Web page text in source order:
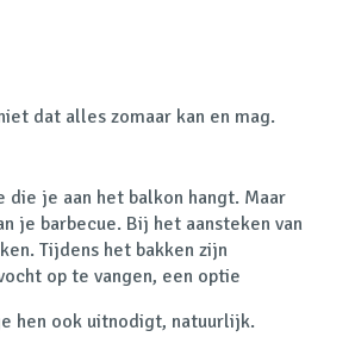
dat alles zomaar kan en mag.
je aan het balkon hangt. Maar
je barbecue. Bij het aansteken van
Tijdens het bakken zijn
op te vangen, een optie
hen ook uitnodigt, natuurlijk.